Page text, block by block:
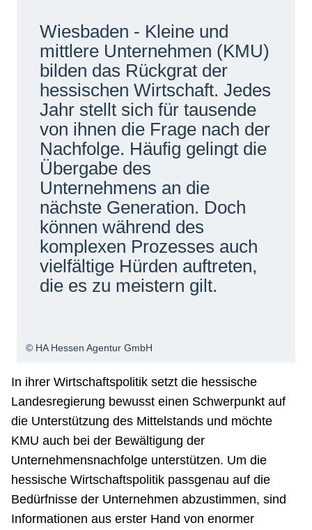
Netzwerke
Wiesbaden - Kleine und
mittlere Unternehmen (KMU)
bilden das Rückgrat der
hessischen Wirtschaft. Jedes
Jahr stellt sich für tausende
von ihnen die Frage nach der
Nachfolge. Häufig gelingt die
Übergabe des
Unternehmens an die
nächste Generation. Doch
können während des
komplexen Prozesses auch
vielfältige Hürden auftreten,
die es zu meistern gilt.
© HA Hessen Agentur GmbH
In ihrer Wirtschaftspolitik setzt die hessische
Landesregierung bewusst einen Schwerpunkt auf
die Unterstützung des Mittelstands und möchte
KMU auch bei der Bewältigung der
Unternehmensnachfolge unterstützen. Um die
hessische Wirtschaftspolitik passgenau auf die
Bedürfnisse der Unternehmen abzustimmen, sind
Informationen aus erster Hand von enormer